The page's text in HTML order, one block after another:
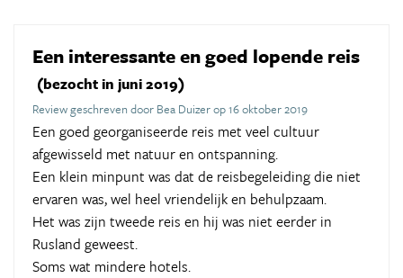
Een interessante en goed lopende reis
(bezocht in juni 2019)
Review geschreven door Bea Duizer op 16 oktober 2019
Een goed georganiseerde reis met veel cultuur
afgewisseld met natuur en ontspanning.
Een klein minpunt was dat de reisbegeleiding die niet
ervaren was, wel heel vriendelijk en behulpzaam.
Het was zijn tweede reis en hij was niet eerder in
Rusland geweest.
Soms wat mindere hotels.